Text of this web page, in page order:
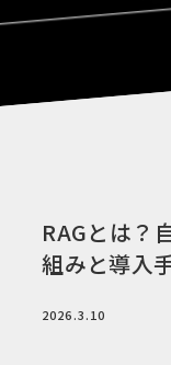
RAGとは？
組みと導入
2026.3.10